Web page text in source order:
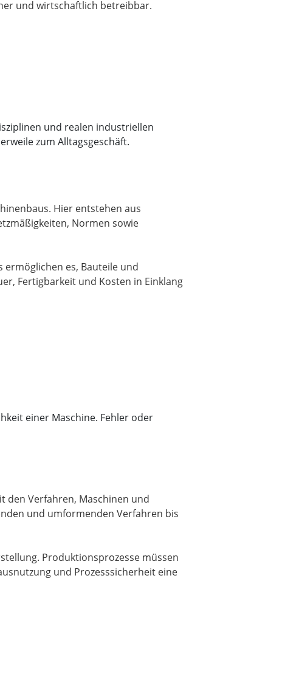
und wirtschaftlich betreibbar.
und realen industriellen
zum Alltagsgeschäft.
Hier entstehen aus
Normen sowie
es, Bauteile und
Fertigbarkeit und Kosten in Einklang
einer Maschine. Fehler oder
den Verfahren, Maschinen und
und umformenden Verfahren bis
Produktionsprozesse müssen
und Prozesssicherheit eine